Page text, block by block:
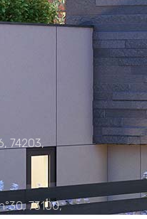
74203,
73100,